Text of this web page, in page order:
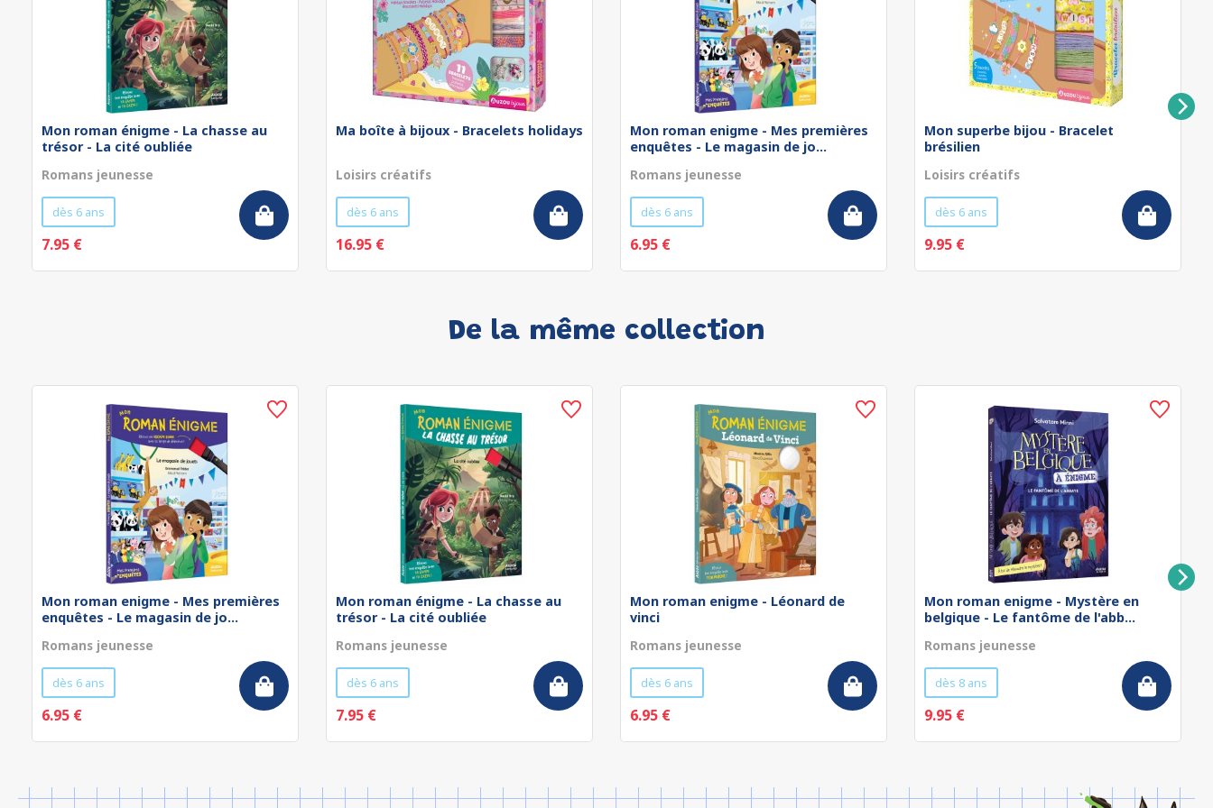
Mon roman énigme - La chasse au
trésor - La cité oubliée
Romans jeunesse
dès 6 ans
7.95 €
Ma boîte à bijoux - Bracelets holidays
Loisirs créatifs
dès 6 ans
16.95 €
Mon roman enigme - Mes premières
enquêtes - Le magasin de jo...
Romans jeunesse
dès 6 ans
6.95 €
Mon superbe bijou - Bracelet
brésilien
Loisirs créatifs
dès 6 ans
9.95 €
De la même collection
Mon roman enigme - Mes premières
enquêtes - Le magasin de jo...
Romans jeunesse
dès 6 ans
6.95 €
Mon roman énigme - La chasse au
trésor - La cité oubliée
Romans jeunesse
dès 6 ans
7.95 €
Mon roman enigme - Léonard de
vinci
Romans jeunesse
dès 6 ans
6.95 €
Mon roman enigme - Mystère en
belgique - Le fantôme de l'abb...
Romans jeunesse
dès 8 ans
9.95 €